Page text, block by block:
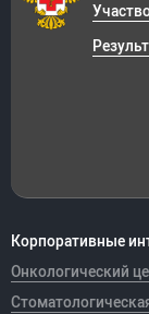
Корпоративные
Онкологический